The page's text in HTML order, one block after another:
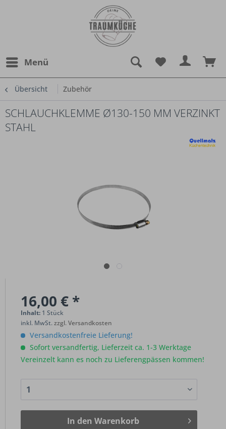
Menü
Übersicht Zubehör
SCHLAUCHKLEMME Ø130-150 MM VERZINKT
STAHL
16,00 € *
Inhalt: 1 Stück
inkl. MwSt.zzgl. Versandkosten
Versandkostenfreie Lieferung!
Sofort versandfertig, Lieferzeit ca. 1-3 Werktage
Vereinzelt kann es noch zu Lieferengpässen kommen!
In den Warenkorb